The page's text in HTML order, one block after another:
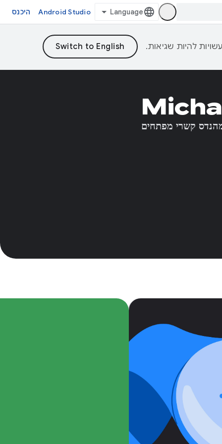
Android Studio היכנס
קשרי מפתחים